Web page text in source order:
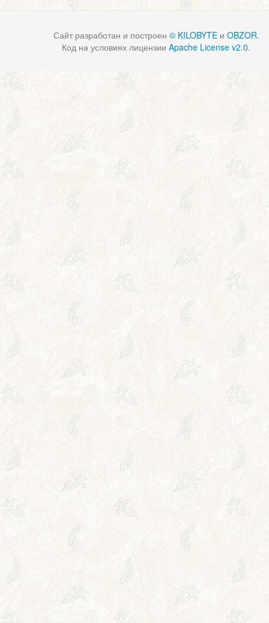
Сайт разработан и построен © KILOBYTEи OBZOR.
Код на условиях лицензии Apache License v2.0.